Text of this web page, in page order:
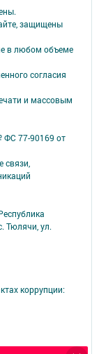
защищены
в любом объеме
согласия
и массовым
ФС 77-90169 от
Тюлячи, ул.
коррупции: